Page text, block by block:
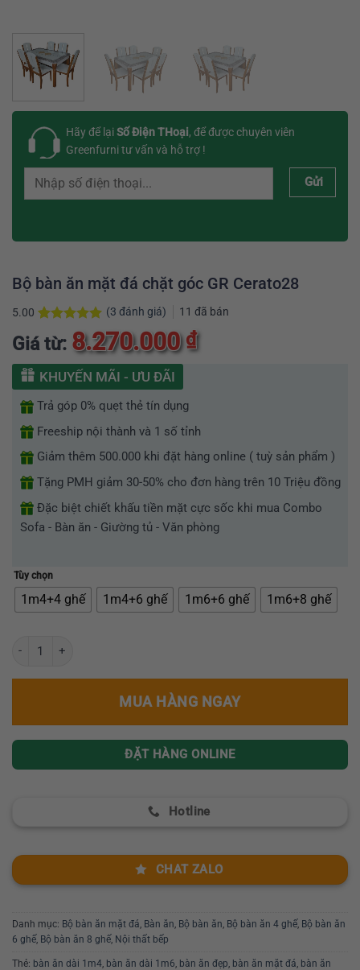
Hãy để lạiSố Điện THoại, để được chuyên viên
Greenfurni tư vấn và hỗ trợ !
Gửi
Bộ bàn ăn mặt đá chặt góc GR Cerato28
5.00
trên 5
dựa trên
đánh giá
(3 đánh giá) 11 đã bán
Giá từ: 8.270.000₫
KHUYẾN MÃI - ƯU ĐÃI
Trả góp 0% quẹt thẻ tín dụng
Freeship nội thành và 1 số tỉnh
Giảm thêm 500.000 khi đặt hàng online ( tuỳ sản phẩm )
Tặng PMH giảm 30-50% cho đơn hàng trên 10 Triệu đồng
Đặc biệt chiết khấu tiền mặt cực sốc khi mua Combo
Sofa - Bàn ăn - Giường tủ - Văn phòng
Tùy chọn
1m4+4 ghế 1m4+6 ghế 1m6+6 ghế 1m6+8 ghế
MUA HÀNG NGAY
ĐẶT HÀNG ONLINE
Hotline
CHAT ZALO
Danh mục: Bộ bàn ăn mặt đá, Bàn ăn, Bộ bàn ăn, Bộ bàn ăn 4 ghế, Bộ bàn ăn
6 ghế, Bộ bàn ăn 8 ghế, Nội thất bếp
Thẻ: bàn ăn dài 1m4, bàn ăn dài 1m6, bàn ăn đẹp, bàn ăn mặt đá, bàn ăn